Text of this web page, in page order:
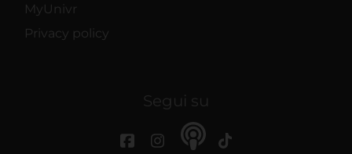
MyUnivr
Privacy policy
Segui su